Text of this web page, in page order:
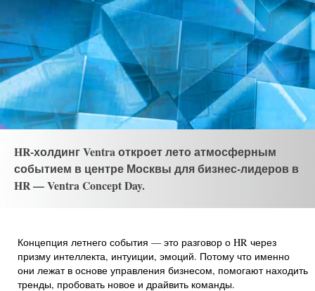
HR-холдинг Ventra откроет лето атмосферным
событием в центре Москвы для бизнес-лидеров в
HR — Ventra Concept Day.
Концепция летнего события — это разговор о HR через
призму интеллекта, интуиции, эмоций. Потому что именно
они лежат в основе управления бизнесом, помогают находить
тренды, пробовать новое и драйвить команды.